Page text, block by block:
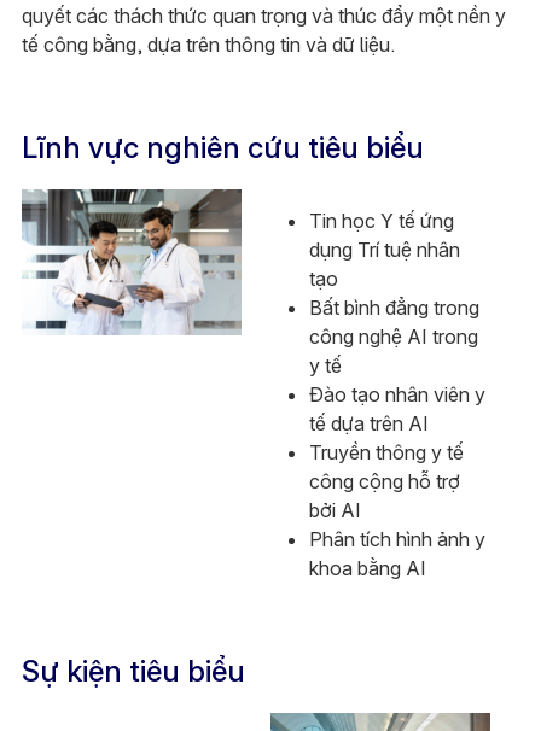
quyết các thách thức quan trọng và thúc đẩy một nền y
tế công bằng, dựa trên thông tin và dữ liệu.
Lĩnh vực nghiên cứu tiêu biểu
Tin học Y tế ứng
dụng Trí tuệ nhân
tạo
Bất bình đẳng trong
công nghệ AI trong
y tế
Đào tạo nhân viên y
tế dựa trên AI
Truyền thông y tế
công cộng hỗ trợ
bởi AI
Phân tích hình ảnh y
khoa bằng AI
Sự kiện tiêu biểu